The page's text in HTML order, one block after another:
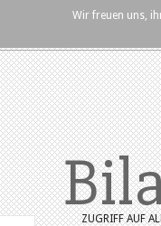
content
Wir freuen uns,
ZUGRIFF AUF